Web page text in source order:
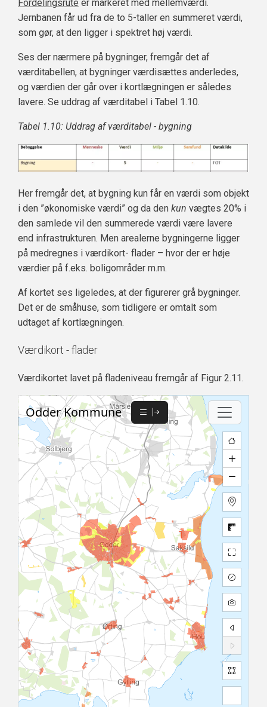
Fordelingsrute er markeret med mellemværdi.
Jernbanen får ud fra de to 5-taller en summeret værdi,
som gør, at den ligger i spektret høj værdi.
Ses der nærmere på bygninger, fremgår det af
værditabellen, at bygninger værdisættes anderledes,
og værdien der går over i kortlægningen er således
lavere. Se uddrag af værditabel i Tabel 1.10.
Tabel 1.10: Uddrag af værditabel - bygning
Her fremgår det, at bygning kun får en værdi som objekt
i den ”økonomiske værdi” og da den kun vægtes 20% i
den samlede vil den summerede værdi være lavere
end infrastrukturen. Men arealerne bygningerne ligger
på medregnes i værdikort- flader – hvor der er høje
værdier på f.eks. boligområder m.m.
Af kortet ses ligeledes, at der figurerer grå bygninger.
Det er de småhuse, som tidligere er omtalt som
udtaget af kortlægningen.
Værdikort - flader
Værdikortet lavet på fladeniveau fremgår af Figur 2.11.